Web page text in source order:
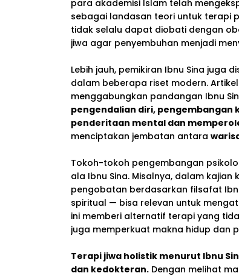
para akademisi Islam telah
sebagai landasan teori untuk terapi
tidak selalu dapat diobati dengan
jiwa agar penyembuhan menjadi
Lebih jauh, pemikiran Ibnu Sina juga
dalam beberapa riset modern. Artikel
menggabungkan pandangan Ibnu
pengendalian diri, pengembangan
penderitaan mental dan
menciptakan jembatan antara
Tokoh-tokoh pengembangan
ala Ibnu Sina. Misalnya, dalam
pengobatan berdasarkan filsafat
spiritual — bisa relevan untuk
ini memberi alternatif terapi yang
juga memperkuat makna hidup dan
Terapi jiwa holistik menurut Ibnu
dan kedokteran. Dengan melihat